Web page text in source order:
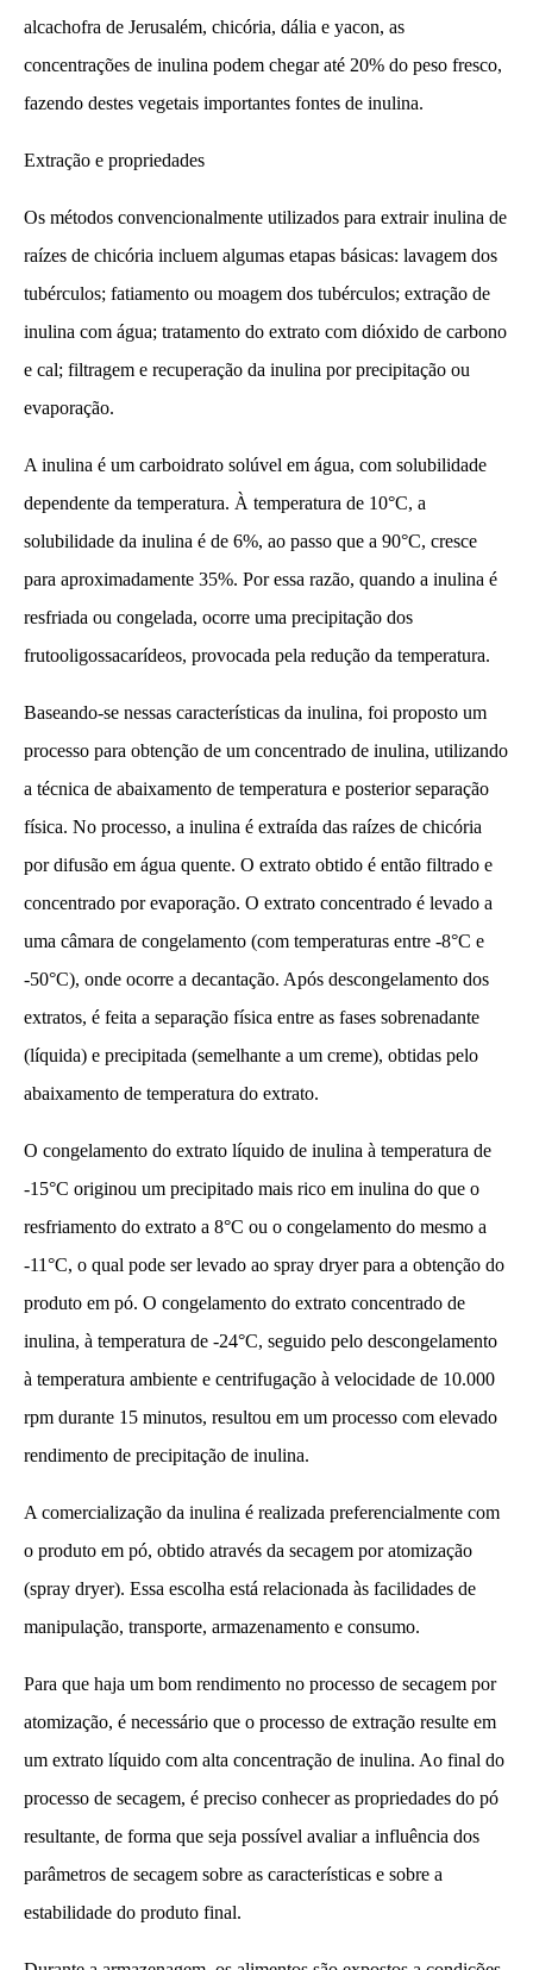
alcachofra de Jerusalém, chicória, dália e yacon, as
concentrações de inulina podem chegar até 20% do peso fresco,
fazendo destes vegetais importantes fontes de inulina.
Extração e propriedades
Os métodos convencionalmente utilizados para extrair inulina de
raízes de chicória incluem algumas etapas básicas: lavagem dos
tubérculos; fatiamento ou moagem dos tubérculos; extração de
inulina com água; tratamento do extrato com dióxido de carbono
e cal; filtragem e recuperação da inulina por precipitação ou
evaporação.
A inulina é um carboidrato solúvel em água, com solubilidade
dependente da temperatura. À temperatura de 10°C, a
solubilidade da inulina é de 6%, ao passo que a 90°C, cresce
para aproximadamente 35%. Por essa razão, quando a inulina é
resfriada ou congelada, ocorre uma precipitação dos
frutooligossacarídeos, provocada pela redução da temperatura.
Baseando-se nessas características da inulina, foi proposto um
processo para obtenção de um concentrado de inulina, utilizando
a técnica de abaixamento de temperatura e posterior separação
física. No processo, a inulina é extraída das raízes de chicória
por difusão em água quente. O extrato obtido é então filtrado e
concentrado por evaporação. O extrato concentrado é levado a
uma câmara de congelamento (com temperaturas entre -8°C e
-50°C), onde ocorre a decantação. Após descongelamento dos
extratos, é feita a separação física entre as fases sobrenadante
(líquida) e precipitada (semelhante a um creme), obtidas pelo
abaixamento de temperatura do extrato.
O congelamento do extrato líquido de inulina à temperatura de
-15°C originou um precipitado mais rico em inulina do que o
resfriamento do extrato a 8°C ou o congelamento do mesmo a
-11°C, o qual pode ser levado ao spray dryer para a obtenção do
produto em pó. O congelamento do extrato concentrado de
inulina, à temperatura de -24°C, seguido pelo descongelamento
à temperatura ambiente e centrifugação à velocidade de 10.000
rpm durante 15 minutos, resultou em um processo com elevado
rendimento de precipitação de inulina.
A comercialização da inulina é realizada preferencialmente com
o produto em pó, obtido através da secagem por atomização
(spray dryer). Essa escolha está relacionada às facilidades de
manipulação, transporte, armazenamento e consumo.
Para que haja um bom rendimento no processo de secagem por
atomização, é necessário que o processo de extração resulte em
um extrato líquido com alta concentração de inulina. Ao final do
processo de secagem, é preciso conhecer as propriedades do pó
resultante, de forma que seja possível avaliar a influência dos
parâmetros de secagem sobre as características e sobre a
estabilidade do produto final.